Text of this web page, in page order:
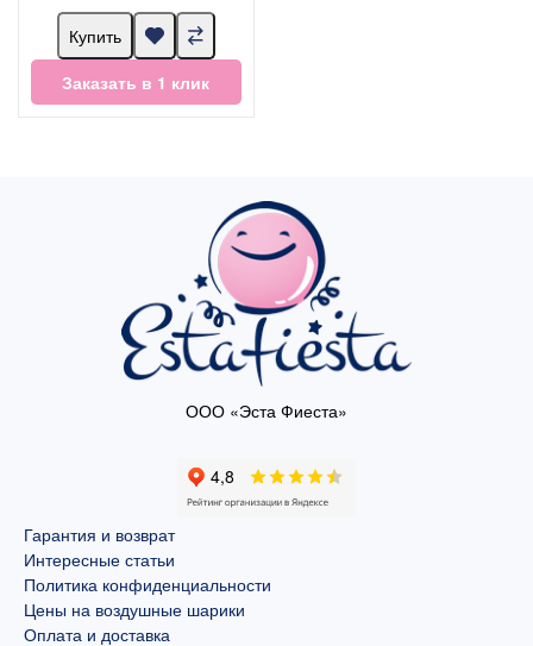
Купить
Заказать в 1 клик
ООО «Эста Фиеста»
Гарантия и возврат
Интересные статьи
Политика конфиденциальности
Цены на воздушные шарики
Оплата и доставка